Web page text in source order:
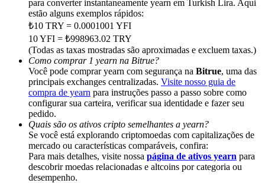
Deposit & Trade BTC to Share 25000 USDT prize pool!
Deposit CASHCAT & Win
Share 500000 CASHCAT prize pool
Exclusive for BitMart Users
Register & Trade to Win 500,000 USDT
para converter instantaneamente yearn em Turkish Lira. Aqui
estão alguns exemplos rápidos:
₺10 TRY = 0.0001001 YFI
10 YFI = ₺998963.02 TRY
(Todas as taxas mostradas são aproximadas e excluem taxas.)
Como comprar 1 yearn na Bitrue?
Você pode comprar yearn com segurança na Bitrue, uma das
principais exchanges centralizadas. Visite nosso guia de
compra de yearn para instruções passo a passo sobre como
configurar sua carteira, verificar sua identidade e fazer seu
pedido.
Quais são os ativos cripto semelhantes a yearn?
Se você está explorando criptomoedas com capitalizações de
mercado ou características comparáveis, confira:
Para mais detalhes, visite nossa página de ativos yearn para
descobrir moedas relacionadas e altcoins por categoria ou
desempenho.